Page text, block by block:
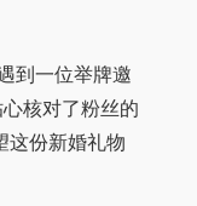
到一位举牌邀
核对了粉丝的
这份新婚礼物